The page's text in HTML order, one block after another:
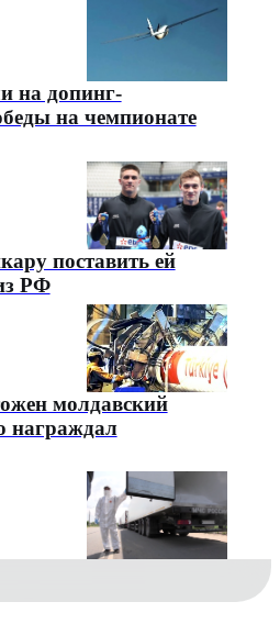
на допинг-
на чемпионате
поставить ей
РФ
молдавский
награждал